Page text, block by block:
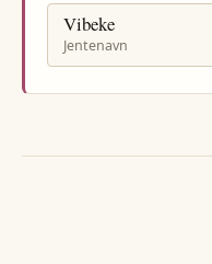
Vibeke
Jentenavn